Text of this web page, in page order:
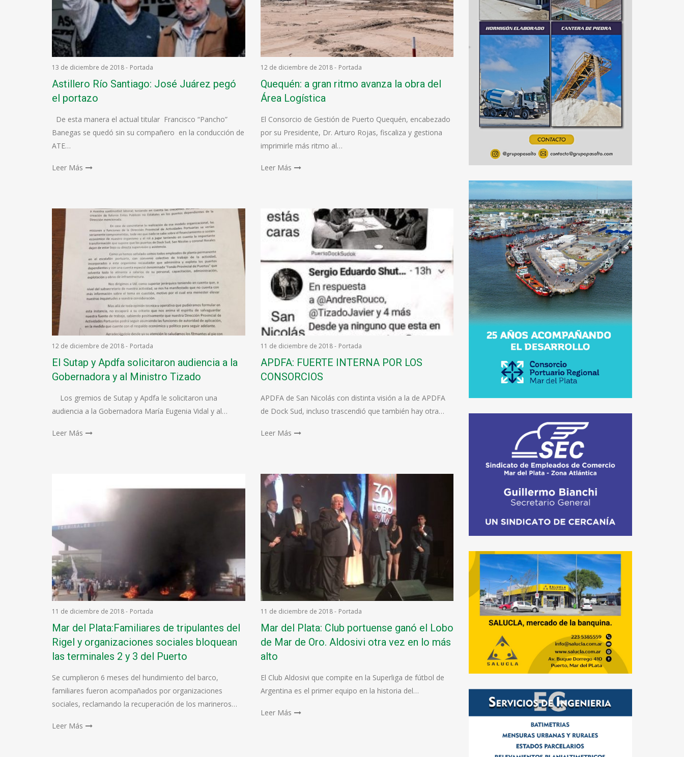
13 de diciembre de 2018- Portada
Astillero Río Santiago: José Juárez pegó
el portazo
De esta manera el actual titular Francisco “Pancho”
Banegas se quedó sin su compañero en la conducción de
ATE…
Leer Más
12 de diciembre de 2018- Portada
Quequén: a gran ritmo avanza la obra del
Área Logística
El Consorcio de Gestión de Puerto Quequén, encabezado
por su Presidente, Dr. Arturo Rojas, fiscaliza y gestiona
imprimirle más ritmo al…
Leer Más
12 de diciembre de 2018- Portada
El Sutap y Apdfa solicitaron audiencia a la
Gobernadora y al Ministro Tizado
Los gremios de Sutap y Apdfa le solicitaron una
audiencia a la Gobernadora María Eugenia Vidal y al…
Leer Más
11 de diciembre de 2018- Portada
APDFA: FUERTE INTERNA POR LOS
CONSORCIOS
APDFA de San Nicolás con distinta visión a la de APDFA
de Dock Sud, incluso trascendió que también hay otra…
Leer Más
11 de diciembre de 2018- Portada
Mar del Plata:Familiares de tripulantes del
Rigel y organizaciones sociales bloquean
las terminales 2 y 3 del Puerto
Se cumplieron 6 meses del hundimiento del barco,
familiares fueron acompañados por organizaciones
sociales, reclamando la recuperación de los marineros…
Leer Más
11 de diciembre de 2018- Portada
Mar del Plata: Club portuense ganó el Lobo
de Mar de Oro. Aldosivi otra vez en lo más
alto
El Club Aldosivi que compite en la Superliga de fútbol de
Argentina es el primer equipo en la historia del…
Leer Más